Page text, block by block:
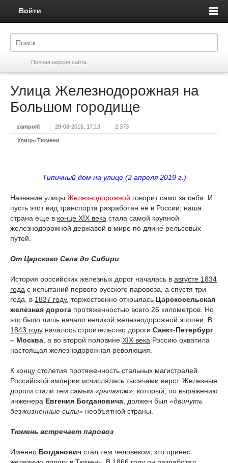
Войти
Полная версия сайта
Улица Железнодорожная на
Большом городище
zampolit 29-08-2015, 17:13 2 373
Улицы Тюмени
Типичный дом на улице (2 апреля 2019 г.)
Название улицы Железнодорожной говорит само за себя. И
пусть этот вид транспорта разработан не в России, наша
страна еще в конце XIX века стала самой крупной
железнодорожной державой в мире по длине рельсовых
путей.
От Царского Села до Сибири
История российских железных дорог началась в августе 1834
года с испытаний первого русского паровоза, а спустя три
года, в 1837 году, торжественно открылась Царскосельская
железная дорога протяженностью всего 26 километров. Но
это было лишь начало великой железнодорожной эпопеи. В
1843 году началось строительство дороги Санкт-Петербург
– Москва , а во второй половине XIX века Россию охватила
настоящая железнодорожная революция.
К концу столетия протяженность стальных магистралей
Российской империи исчислялась тысячами верст. Железные
дороги стали тем самым «рычагом» , который, по выражению
инженера Евгения Богдановича , должен был «двинуть
безжизненные силы» необъятной страны.
Тюмень встречает паровоз
Именно Богданович стал тем человеком, кто принес